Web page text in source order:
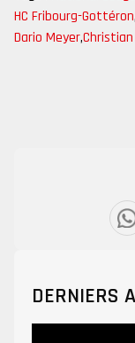
HC Fribourg-Gottéron,
Dario Meyer,
DERNIERS